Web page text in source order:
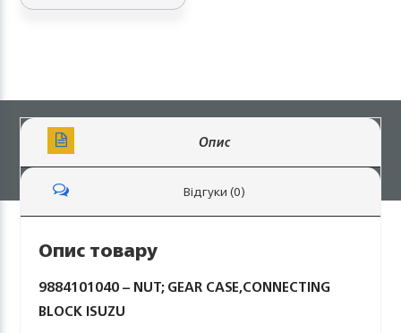
Опис
Відгуки (0)
Опис товару
9884101040 – NUT; GEAR CASE,CONNECTING
BLOCK ISUZU